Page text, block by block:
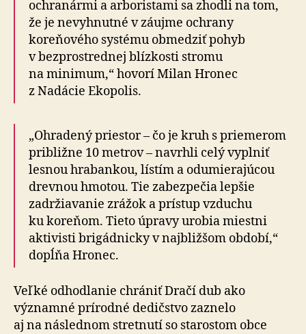
ochranármi a arboristami sa zhodli na tom,
že je nevyhnutné v záujme ochrany
koreňového systému obmedziť pohyb
v bezprostrednej blízkosti stromu
na minimum,“ hovorí Milan Hronec
z Nadácie Ekopolis.
„Ohradený priestor – čo je kruh s priemerom
približne 10 metrov – navrhli celý vyplniť
lesnou hrabankou, lístím a odumierajúcou
drevnou hmotou. Tie zabezpečia lepšie
zadržiavanie zrážok a prístup vzduchu
ku koreňom. Tieto úpravy urobia miestni
aktivisti brigádnicky v najbližšom období,“
dopĺňa Hronec.
Veľké odhodlanie chrániť Dračí dub ako
významné prírodné dedičstvo zaznelo
aj na následnom stretnutí so starostom obce